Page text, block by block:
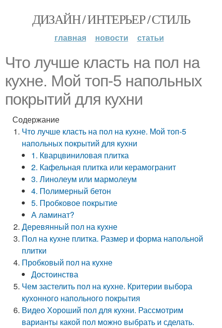
ДИЗАЙН / ИНТЕРЬЕР / СТИЛЬ
главная новости статьи
Что лучше класть на пол на
кухне. Мой топ-5 напольных
покрытий для кухни
Содержание
Что лучше класть на пол на кухне. Мой топ-5
напольных покрытий для кухни
1. Кварцвиниловая плитка
2. Кафельная плитка или керамогранит
3. Линолеум или мармолеум
4. Полимерный бетон
5. Пробковое покрытие
А ламинат?
Деревянный пол на кухне
Пол на кухне плитка. Размер и форма напольной
плитки
Пробковый пол на кухне
Достоинства
Чем застелить пол на кухне. Критерии выбора
кухонного напольного покрытия
Видео Хороший пол для кухни. Рассмотрим
варианты какой пол можно выбрать и сделать.